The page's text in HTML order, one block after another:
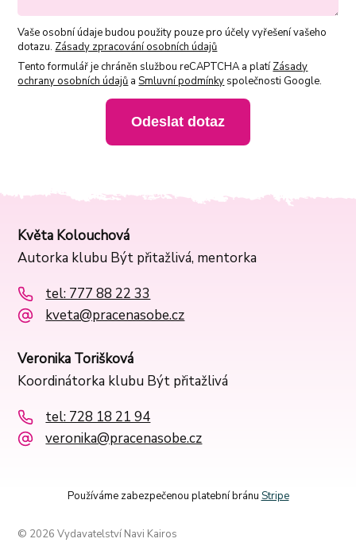
Vaše osobní údaje budou použity pouze pro účely vyřešení vašeho
dotazu. Zásady zpracování osobních údajů
Tento formulář je chráněn službou reCAPTCHA a platí Zásady
ochrany osobních údajů aSmluvní podmínky společnosti Google.
Odeslat dotaz
Květa Kolouchová
Autorka klubu Být přitažlivá, mentorka
tel: 777 88 22 33
kveta@pracenasobe.cz
Veronika Torišková
Koordinátorka klubu Být přitažlivá
tel: 728 18 21 94
veronika@pracenasobe.cz
Používáme zabezpečenou platební bránu Stripe
© 2026 Vydavatelství Navi Kairos